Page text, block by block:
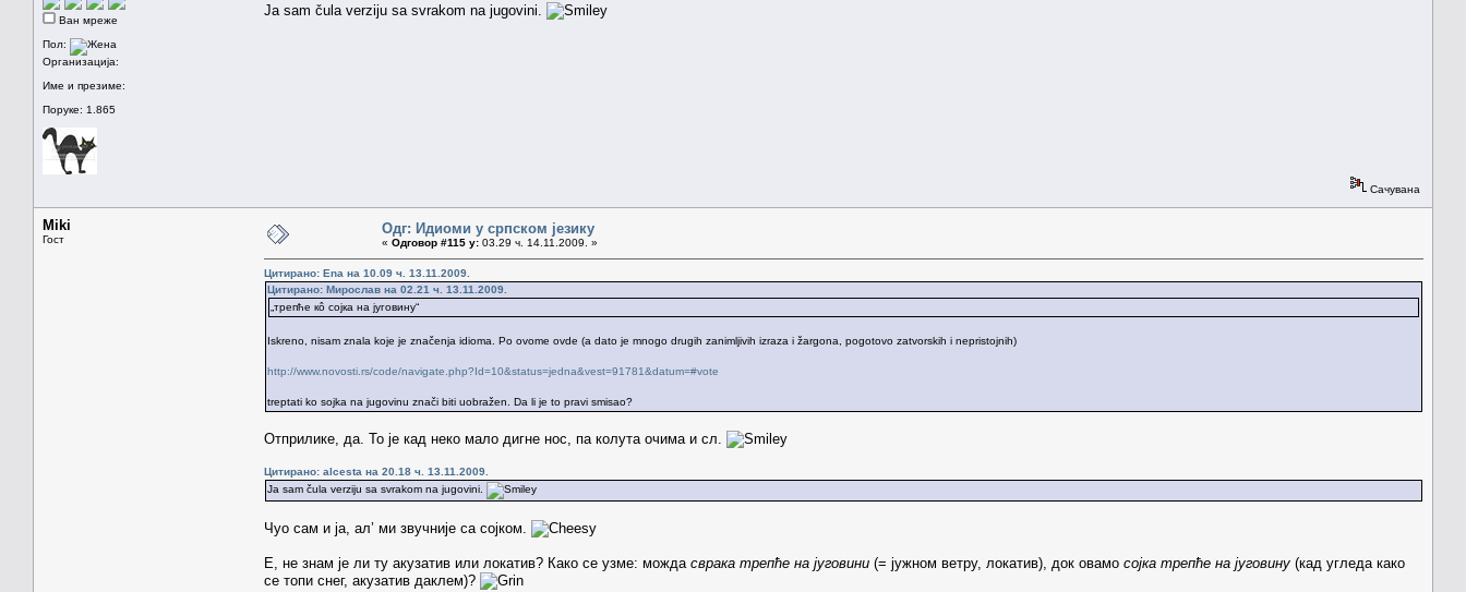
Ван мреже
Пол:
Организација:
Име и презиме:
Поруке: 1.865
Ja sam čula verziju sa svrakom na jugovini.
Сачувана
Miki
Гост
Одг: Идиоми у српском језику
« Одговор #115 у: 03.29 ч. 14.11.2009. »
Цитирано: Ena на 10.09 ч. 13.11.2009.
Цитирано: Мирослав на 02.21 ч. 13.11.2009.
„трепће кô сојка на југовину“
Iskreno, nisam znala koje je značenja idioma. Po ovome ovde (a dato je mnogo drugih zanimljivih izraza i žargona, pogotovo zatvorskih i nepristojnih)
http://www.novosti.rs/code/navigate.php?Id=10&status=jedna&vest=91781&datum=#vote
treptati ko sojka na jugovinu znači biti uobražen. Da li je to pravi smisao?
Отприлике, да. То је кад неко мало дигне нос, па колута очима и сл.
Цитирано: alcesta на 20.18 ч. 13.11.2009.
Ja sam čula verziju sa svrakom na jugovini.
Чуо сам и ја, ал’ ми звучније са сојком.
Е, не знам је ли ту акузатив или локатив? Како се узме: можда сврака трепће на југовини (= јужном ветру, локатив), док овамо сојка трепће на југовину (кад угледа како
се топи снег, акузатив даклем)?